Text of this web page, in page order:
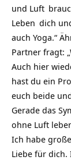
und Luft
Leben dich
auch Yoga.“
Partner fragt:
Auch hier
hast du ein
euch beide
Gerade das
ohne Luft
Ich habe große
Liebe für dich.